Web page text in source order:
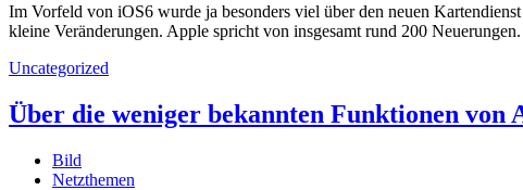
Im Vorfeld von iOS6 wurde ja besonders viel über den neuen
kleine Veränderungen. Apple spricht von insgesamt rund 200
Uncategorized
Über die weniger bekannten Funktionen von
Bild
Netzthemen